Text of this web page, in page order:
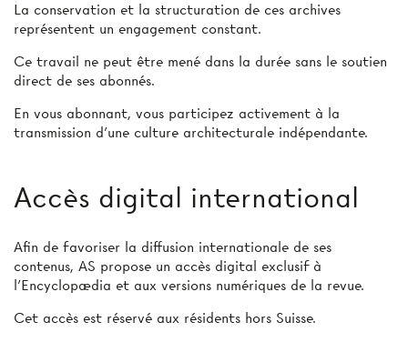
La conservation et la structuration de ces archives
représentent un engagement constant.
Ce travail ne peut être mené dans la durée sans le soutien
direct de ses abonnés.
En vous abonnant, vous participez activement à la
transmission d’une culture architecturale indépendante.
Accès digital international
Afin de favoriser la diffusion internationale de ses
contenus, AS propose un accès digital exclusif à
l’Encyclopædia et aux versions numériques de la revue.
Cet accès est réservé aux résidents hors Suisse.